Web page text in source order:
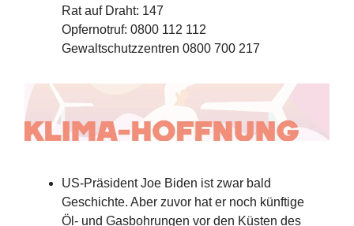
Rat auf Draht: 147
Opfernotruf: 0800 112 112
Gewaltschutzzentren 0800 700 217
US-Präsident Joe Biden ist zwar bald
Geschichte. Aber zuvor hat er noch künftige
Öl- und Gasbohrungen vor den Küsten des